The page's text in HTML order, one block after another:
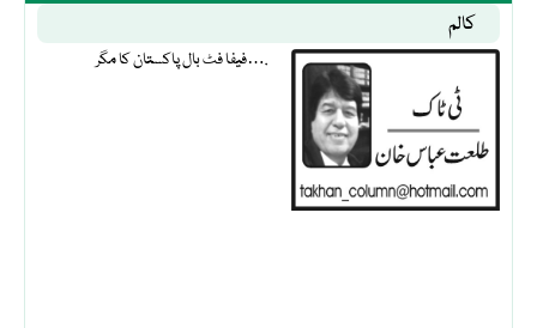
کالم
فیفا فٹ بال پاکستان کا مگر….